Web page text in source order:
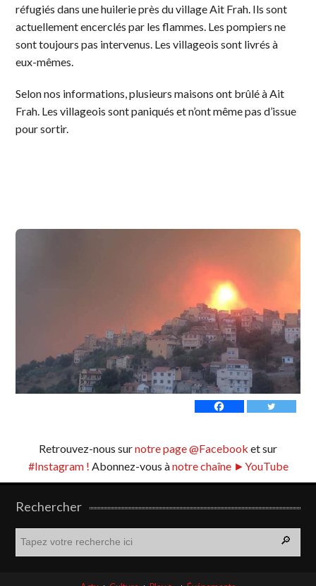
réfugiés dans une huilerie près du village Ait Frah. Ils sont
actuellement encerclés par les flammes. Les pompiers ne
sont toujours pas intervenus. Les villageois sont livrés à
eux-mêmes.
Selon nos informations, plusieurs maisons ont brûlé à Ait
Frah. Les villageois sont paniqués et n’ont même pas d’issue
pour sortir.
Retrouvez-nous surnotre page @Facebook et sur
#Instagram ! Abonnez-vous ànotre chaîne ►YouTube
Rechercher